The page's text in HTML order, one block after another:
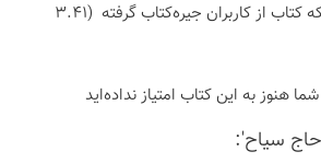
(3.41
شما هنوز به این كتاب امتیاز نداده‌اید
حاج سیاح':